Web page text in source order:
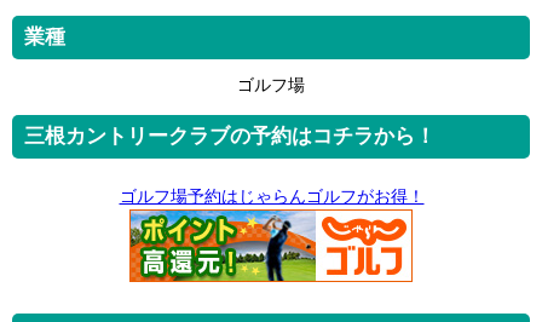
業種
ゴルフ場
三根カントリークラブの予約はコチラから！
ゴルフ場予約はじゃらんゴルフがお得！